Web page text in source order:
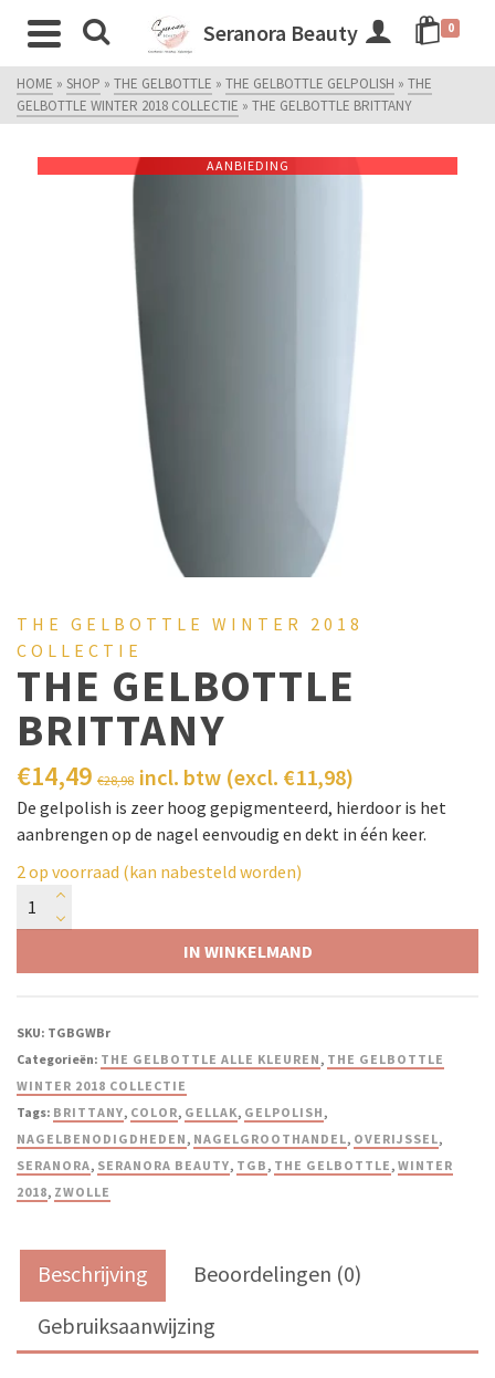
Seranora Beauty 0
HOME » SHOP » THE GELBOTTLE » THE GELBOTTLE GELPOLISH » THE
GELBOTTLE WINTER 2018 COLLECTIE » THE GELBOTTLE BRITTANY
AANBIEDING
THE GELBOTTLE WINTER 2018
COLLECTIE
THE GELBOTTLE
BRITTANY
€28,98
€14,49 incl. btw (excl. €11,98)
De gelpolish is zeer hoog gepigmenteerd, hierdoor is het
aanbrengen op de nagel eenvoudig en dekt in één keer.
2 op voorraad (kan nabesteld worden)
IN WINKELMAND
SKU: TGBGWBr
Categorieën: THE GELBOTTLE ALLE KLEUREN, THE GELBOTTLE
WINTER 2018 COLLECTIE
Tags: BRITTANY, COLOR, GELLAK, GELPOLISH,
NAGELBENODIGDHEDEN, NAGELGROOTHANDEL, OVERIJSSEL,
SERANORA, SERANORA BEAUTY, TGB, THE GELBOTTLE, WINTER
2018, ZWOLLE
Beschrijving
Beoordelingen (0)
Gebruiksaanwijzing